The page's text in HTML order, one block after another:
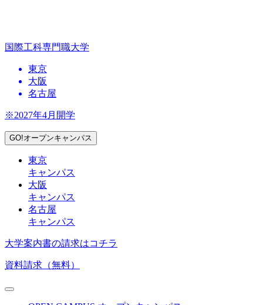
国際工科専門職大学
東京
大阪
名古屋
※2027年4月開学
GO!オープンキャンパス
東京
キャンパス
大阪
キャンパス
名古屋
キャンパス
大学案内書の請求はコチラ
資料請求（無料）